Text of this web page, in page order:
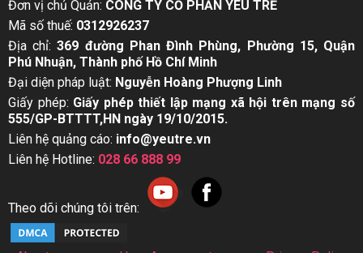
Đơn vị chủ Quản: CÔNG TY CỔ PHẦN YÊU TRẺ
Mã số thuế: 0312926237
Địa chỉ:369 đường Phan Đình Phùng, Phường 15, Quận
Phú Nhuận, Thành phố Hồ Chí Minh
Đại diện pháp luật: Nguyễn Hoàng Phượng Linh
Giấy phép: Giấy phép thiết lập mạng xã hội trên mạng số
555/GP-BTTTT,HN ngày 19/10/2015.
Liên hệ quảng cáo: info@yeutre.vn
Liên hệ Hotline: 028 66 888 99
Theo dõi chúng tôi trên: